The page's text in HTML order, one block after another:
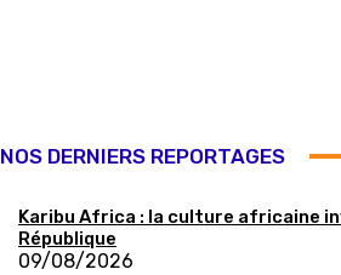
NOS DERNIERS REPORTAGES
Karibu Africa : la culture africaine
République
09/08/2026